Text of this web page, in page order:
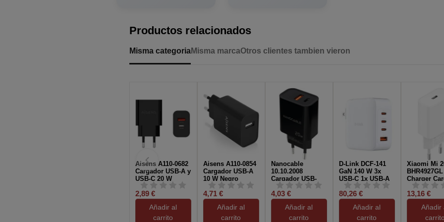
Productos relacionados
Misma categoriaMisma marcaOtros clientes tambien vieron
Aisens A110-0682
Cargador USB-A y
USB-C 20 W
2,89 €
Añadir al
carrito
Aisens A110-0854
Cargador USB-A
10 W Negro
4,71 €
Añadir al
carrito
Nanocable
10.10.2008
Cargador USB-
Carga Rápida
Negro
4,03 €
Añadir al
carrito
D-Link DCF-141
GaN 140 W 3x
USB-C 1x USB-A
Blanco
80,26 €
Añadir al
carrito
Xiaomi Mi
Charger
Blanco
13,16 €
Añadir
carrito